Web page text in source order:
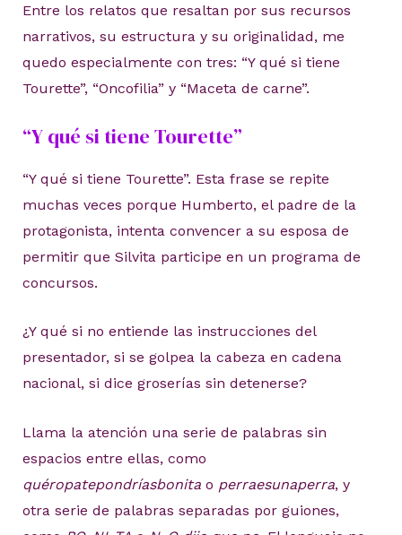
Entre los relatos que resaltan por sus recursos
narrativos, su estructura y su originalidad, me
quedo especialmente con tres: “Y qué si tiene
Tourette”, “Oncofilia” y “Maceta de carne”.
“Y qué si tiene Tourette”
“Y qué si tiene Tourette”. Esta frase se repite
muchas veces porque Humberto, el padre de la
protagonista, intenta convencer a su esposa de
permitir que Silvita participe en un programa de
concursos.
¿Y qué si no entiende las instrucciones del
presentador, si se golpea la cabeza en cadena
nacional, si dice groserías sin detenerse?
Llama la atención una serie de palabras sin
espacios entre ellas, como
quéropatepondríasbonitao perraesunaperra, y
otra serie de palabras separadas por guiones,